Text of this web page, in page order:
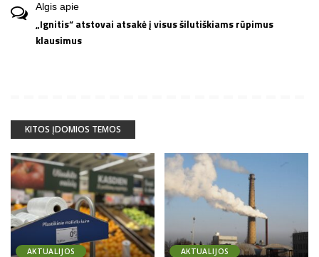
Algis apie
„Ignitis“ atstovai atsakė į visus šilutiškiams rūpimus
klausimus
KITOS ĮDOMIOS TEMOS
AKTUALIJOS AKTUALIJOS